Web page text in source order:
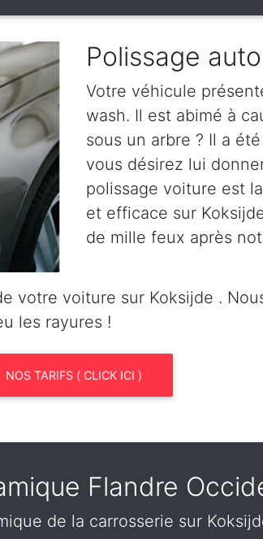
Polissage
Votre véhicule
wash. Il est abimé à
sous un arbre ? Il a
vous désirez lui
polissage voiture est
et efficace sur
de mille feux après
votre voiture sur Koksijde .
les rayures !
NOS TARIFS ( CLICK ICI )
Flandre
de la carrosserie sur